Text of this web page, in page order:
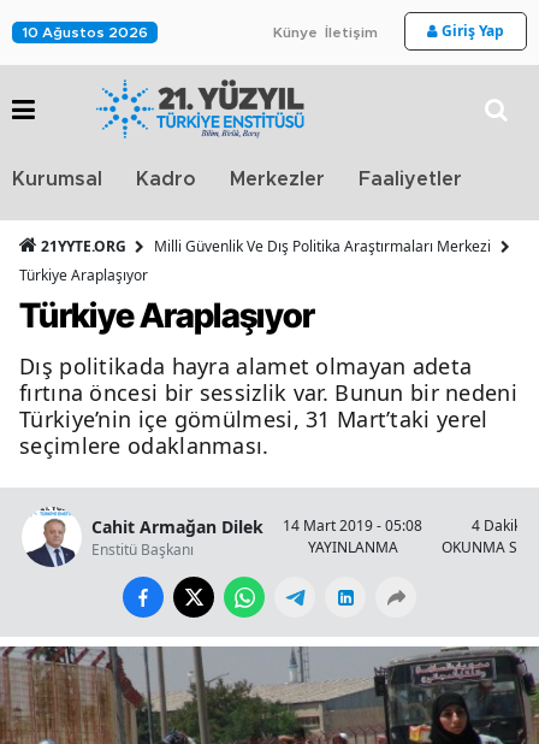
10 Ağustos 2026 Künye İletişim Giriş Yap
Kurumsal Kadro Merkezler Faaliyetler
21YYTE.ORG
Milli Güvenlik Ve Dış Politika Araştırmaları Merkezi
Türkiye Araplaşıyor
Türkiye Araplaşıyor
Dış politikada hayra alamet olmayan adeta
fırtına öncesi bir sessizlik var. Bunun bir nedeni
Türkiye’nin içe gömülmesi, 31 Mart’taki yerel
seçimlere odaklanması.
Cahit Armağan Dilek
Enstitü Başkanı
14 Mart 2019 - 05:08
YAYINLANMA
4 Dakika
OKUNMA